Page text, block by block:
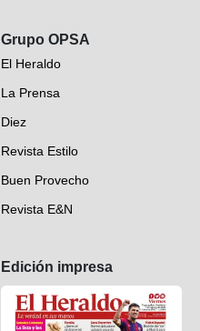
Grupo OPSA
El Heraldo
La Prensa
Diez
Revista Estilo
Buen Provecho
Revista E&N
Edición impresa